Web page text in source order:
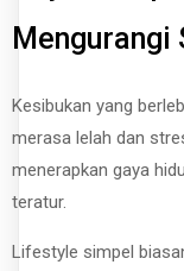
Mengurangi
Kesibukan yang
merasa lelah dan
menerapkan gaya
teratur.
Lifestyle simpel